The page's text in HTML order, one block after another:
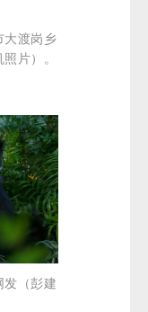
大渡岗乡
片）。
发（彭建